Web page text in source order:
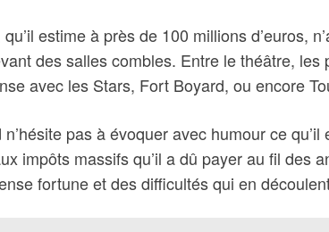
estime à près de 100 millions d’euros,
des salles combles. Entre le théâtre,
avec les Stars, Fort Boyard, ou encore
pas à évoquer avec humour ce
impôts massifs qu’il a dû payer au fil des
fortune et des difficultés qui en